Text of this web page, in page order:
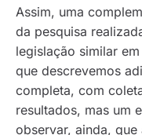
Assim, uma
da pesquisa
legislação similar
que descrevemos
completa, com
resultados, mas um
observar, ainda,